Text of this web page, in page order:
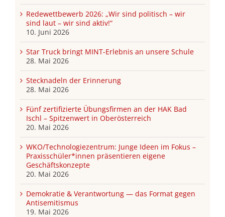
Redewettbewerb 2026: „Wir sind politisch – wir
sind laut – wir sind aktiv!“
10. Juni 2026
Star Truck bringt MINT-Erlebnis an unsere Schule
28. Mai 2026
Stecknadeln der Erinnerung
28. Mai 2026
Fünf zertifizierte Übungsfirmen an der HAK Bad
Ischl – Spitzenwert in Oberösterreich
20. Mai 2026
WKO/Technologiezentrum: Junge Ideen im Fokus –
Praxisschüler*innen präsentieren eigene
Geschäftskonzepte
20. Mai 2026
Demokratie & Verantwortung — das Format gegen
Antisemitismus
19. Mai 2026